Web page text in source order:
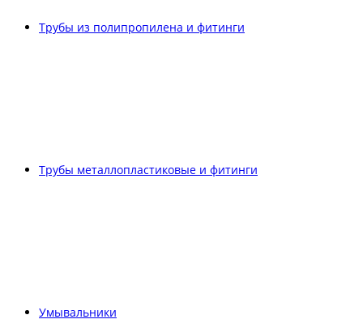
Трубы из полипропилена и фитинги
Трубы металлопластиковые и фитинги
Умывальники